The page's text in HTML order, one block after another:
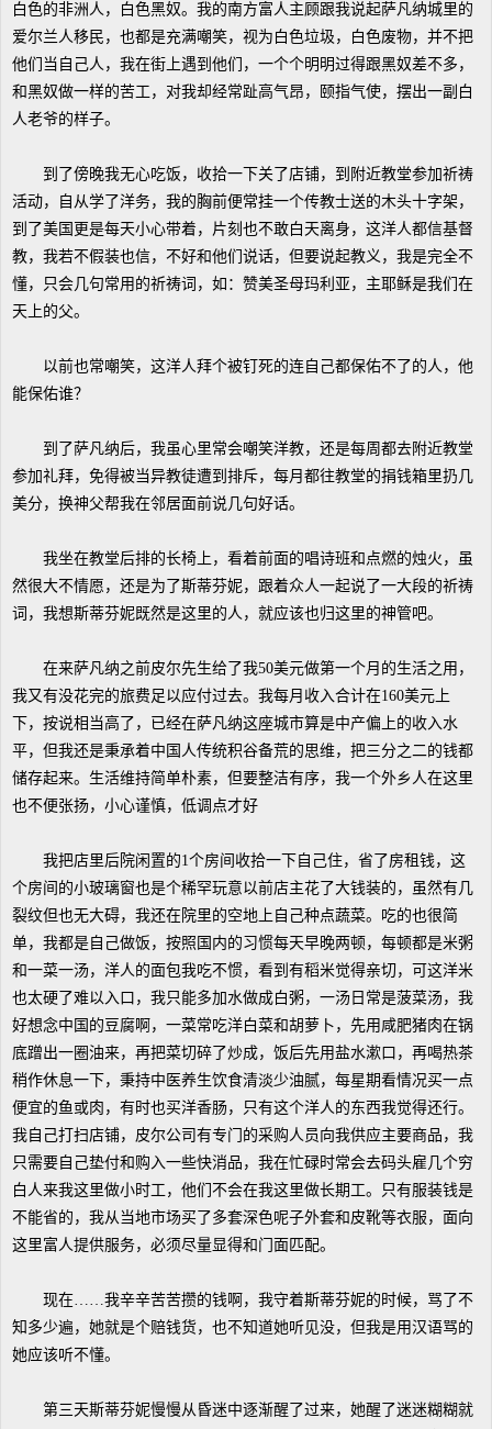
白色的非洲人，白色黑奴。我的南方富人主顾跟我说起萨凡纳城里的
爱尔兰人移民，也都是充满嘲笑，视为白色垃圾，白色废物，并不把
他们当自己人，我在街上遇到他们，一个个明明过得跟黑奴差不多，
和黑奴做一样的苦工，对我却经常趾高气昂，颐指气使，摆出一副白
人老爷的样子。
到了傍晚我无心吃饭，收拾一下关了店铺，到附近教堂参加祈祷
活动，自从学了洋务，我的胸前便常挂一个传教士送的木头十字架，
到了美国更是每天小心带着，片刻也不敢白天离身，这洋人都信基督
教，我若不假装也信，不好和他们说话，但要说起教义，我是完全不
懂，只会几句常用的祈祷词，如：赞美圣母玛利亚，主耶稣是我们在
天上的父。
以前也常嘲笑，这洋人拜个被钉死的连自己都保佑不了的人，他
能保佑谁？
到了萨凡纳后，我虽心里常会嘲笑洋教，还是每周都去附近教堂
参加礼拜，免得被当异教徒遭到排斥，每月都往教堂的捐钱箱里扔几
美分，换神父帮我在邻居面前说几句好话。
我坐在教堂后排的长椅上，看着前面的唱诗班和点燃的烛火，虽
然很大不情愿，还是为了斯蒂芬妮，跟着众人一起说了一大段的祈祷
词，我想斯蒂芬妮既然是这里的人，就应该也归这里的神管吧。
在来萨凡纳之前皮尔先生给了我50美元做第一个月的生活之用，
我又有没花完的旅费足以应付过去。我每月收入合计在160美元上
下，按说相当高了，已经在萨凡纳这座城市算是中产偏上的收入水
平，但我还是秉承着中国人传统积谷备荒的思维，把三分之二的钱都
储存起来。生活维持简单朴素，但要整洁有序，我一个外乡人在这里
也不便张扬，小心谨慎，低调点才好
我把店里后院闲置的1个房间收拾一下自己住，省了房租钱，这
个房间的小玻璃窗也是个稀罕玩意以前店主花了大钱装的，虽然有几
裂纹但也无大碍，我还在院里的空地上自己种点蔬菜。吃的也很简
单，我都是自己做饭，按照国内的习惯每天早晚两顿，每顿都是米粥
和一菜一汤，洋人的面包我吃不惯，看到有稻米觉得亲切，可这洋米
也太硬了难以入口，我只能多加水做成白粥，一汤日常是菠菜汤，我
好想念中国的豆腐啊，一菜常吃洋白菜和胡萝卜，先用咸肥猪肉在锅
底蹭出一圈油来，再把菜切碎了炒成，饭后先用盐水漱口，再喝热茶
稍作休息一下，秉持中医养生饮食清淡少油腻，每星期看情况买一点
便宜的鱼或肉，有时也买洋香肠，只有这个洋人的东西我觉得还行。
我自己打扫店铺，皮尔公司有专门的采购人员向我供应主要商品，我
只需要自己垫付和购入一些快消品，我在忙碌时常会去码头雇几个穷
白人来我这里做小时工，他们不会在我这里做长期工。只有服装钱是
不能省的，我从当地市场买了多套深色呢子外套和皮靴等衣服，面向
这里富人提供服务，必须尽量显得和门面匹配。
现在……我辛辛苦苦攒的钱啊，我守着斯蒂芬妮的时候，骂了不
知多少遍，她就是个赔钱货，也不知道她听见没，但我是用汉语骂的
她应该听不懂。
第三天斯蒂芬妮慢慢从昏迷中逐渐醒了过来，她醒了迷迷糊糊就